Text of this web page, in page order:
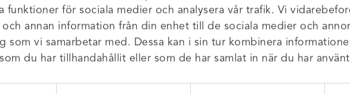
funktioner för sociala medier och analysera vår trafik. Vi
annan information från din enhet till de sociala medier och
som vi samarbetar med. Dessa kan i sin tur kombinera
du har tillhandahållit eller som de har samlat in när du har
Hitta till oss Kontakta oss